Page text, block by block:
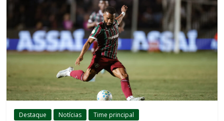
Destaque Notícias Time principal